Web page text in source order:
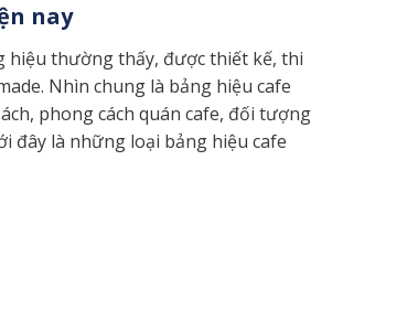
nay
hiệu thường thấy, được thiết kế, thi
Nhìn chung là bảng hiệu cafe
phong cách quán cafe, đối tượng
đây là những loại bảng hiệu cafe